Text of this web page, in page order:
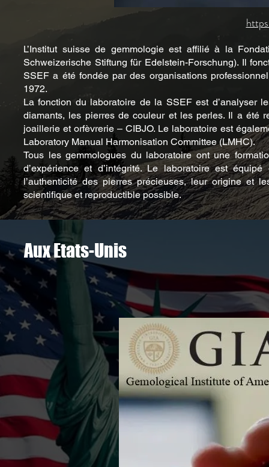
L’Institut suisse de gemmologie est affilié à la
Schweizerische Stiftung für Edelstein-Forschung). Il
SSEF a été fondée par des organisations
1972.
La fonction du laboratoire de la SSEF est d’analyser
diamants, les pierres de couleur et les perles. Il a été
joaillerie et orfèvrerie – CIBJO. Le laboratoire est
Laboratory Manual Harmonisation Committee (LMHC).
Tous les gemmologues du laboratoire ont une
d’expérience et d’intégrité. Le laboratoire est
l’authenticité des pierres précieuses, leur origine et
scientifique et reproductible possible.
Aux Etats-Unis